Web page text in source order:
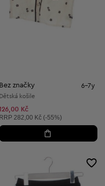
Bez značky 6-7y
Dětská košile
Kč
Doporučená cena:
RRP 282,00 Kč (-55%)